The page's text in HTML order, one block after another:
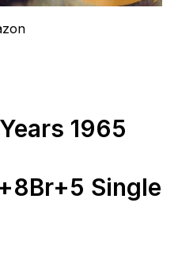
1965
Single